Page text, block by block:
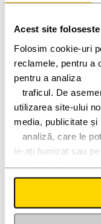
Acest site
Folosim cookie-uri
reclamele, pentru a
pentru a analiza
utilizarea site-ului
media, publicitate și
le-ați furnizat sau
serviciilor lor.
Oradea (Punct service)